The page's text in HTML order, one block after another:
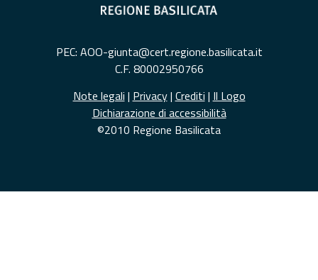
PEC: AOO-giunta@cert.regione.basilicata.it
C.F. 80002950766
Note legali | Privacy| Crediti | Il Logo
Dichiarazione di accessibilità
©2010 Regione Basilicata